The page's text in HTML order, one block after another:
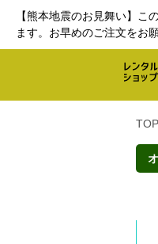
【熊本地震のお見舞い】
ます。お早めのご注文をお
TOP